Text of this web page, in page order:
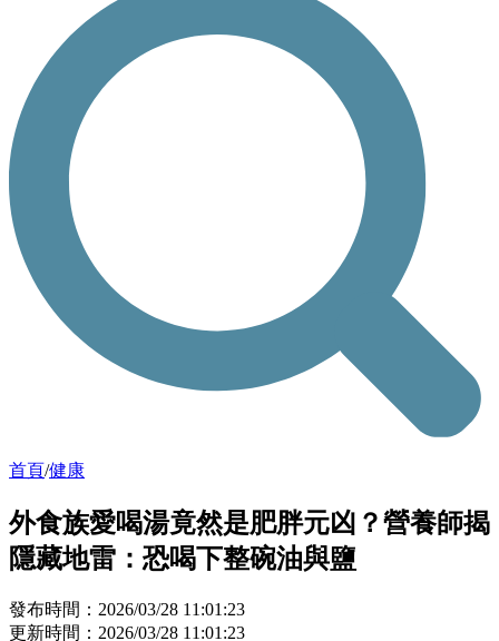
首頁/健康
外食族愛喝湯竟然是肥胖元凶？營養師揭
隱藏地雷：恐喝下整碗油與鹽
發布時間：2026/03/28 11:01:23
更新時間：2026/03/28 11:01:23